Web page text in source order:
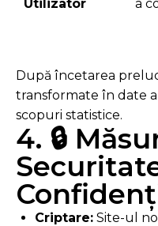
Utilizator
a
După încetarea
transformate în date
scopuri statistice.
4. 🔒
Criptare: Site-ul